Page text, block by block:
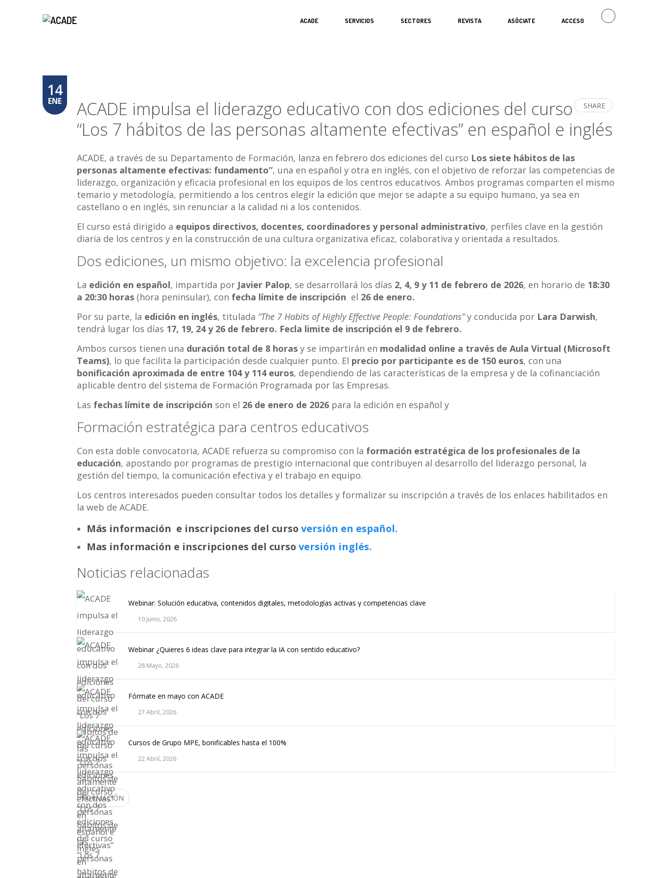
ACADE SERVICIOS SECTORES REVISTA ASÓCIATE ACCESO
14
ENE SHARE
ACADE impulsa el liderazgo educativo con dos ediciones del curso
“Los 7 hábitos de las personas altamente efectivas” en español e inglés
ACADE, a través de su Departamento de Formación, lanza en febrero dos ediciones del curso Los siete hábitos de las
personas altamente efectivas: fundamento”, una en español y otra en inglés, con el objetivo de reforzar las competencias de
liderazgo, organización y eficacia profesional en los equipos de los centros educativos. Ambos programas comparten el mismo
temario y metodología, permitiendo a los centros elegir la edición que mejor se adapte a su equipo humano, ya sea en
castellano o en inglés, sin renunciar a la calidad ni a los contenidos.
El curso está dirigido a equipos directivos, docentes, coordinadores y personal administrativo, perfiles clave en la gestión
diaria de los centros y en la construcción de una cultura organizativa eficaz, colaborativa y orientada a resultados.
Dos ediciones, un mismo objetivo: la excelencia profesional
La edición en español, impartida por Javier Palop, se desarrollará los días 2, 4, 9 y 11 de febrero de 2026, en horario de 18:30
a 20:30 horas (hora peninsular), con fecha límite de inscripción el 26 de enero.
Por su parte, la edición en inglés, titulada “The 7 Habits of Highly Effective People: Foundations”y conducida por Lara Darwish,
tendrá lugar los días 17, 19, 24 y 26 de febrero. Fecla limite de inscripción el 9 de febrero.
Ambos cursos tienen una duración total de 8 horas y se impartirán en modalidad online a través de Aula Virtual (Microsoft
Teams), lo que facilita la participación desde cualquier punto. El precio por participante es de 150 euros, con una
bonificación aproximada de entre 104 y 114 euros, dependiendo de las características de la empresa y de la cofinanciación
aplicable dentro del sistema de Formación Programada por las Empresas.
Las fechas límite de inscripción son el 26 de enero de 2026 para la edición en español y
Formación estratégica para centros educativos
Con esta doble convocatoria, ACADE refuerza su compromiso con la formación estratégica de los profesionales de la
educación, apostando por programas de prestigio internacional que contribuyen al desarrollo del liderazgo personal, la
gestión del tiempo, la comunicación efectiva y el trabajo en equipo.
Los centros interesados pueden consultar todos los detalles y formalizar su inscripción a través de los enlaces habilitados en
la web de ACADE.
Más información e inscripciones del curso versión en español.
Mas información e inscripciones del curso versión inglés.
Noticias relacionadas
10 Junio, 2026
Webinar: Solución educativa, contenidos digitales, metodologías activas y competencias clave
28 Mayo, 2026
Webinar ¿Quieres 6 ideas clave para integrar la IA con sentido educativo?
27 Abril, 2026
Fórmate en mayo con ACADE
22 Abril, 2026
Cursos de Grupo MPE, bonificables hasta el 100%
FORMACIÓN